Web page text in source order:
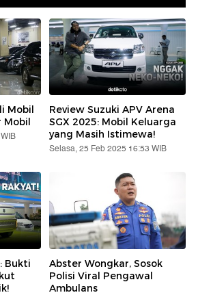
Mobil
Mobil
Review Suzuki APV Arena
SGX 2025: Mobil Keluarga
yang Masih Istimewa!
Selasa, 25 Feb 2025 16:53 WIB
Bukti
Abster Wongkar, Sosok
Polisi Viral Pengawal
Ambulans